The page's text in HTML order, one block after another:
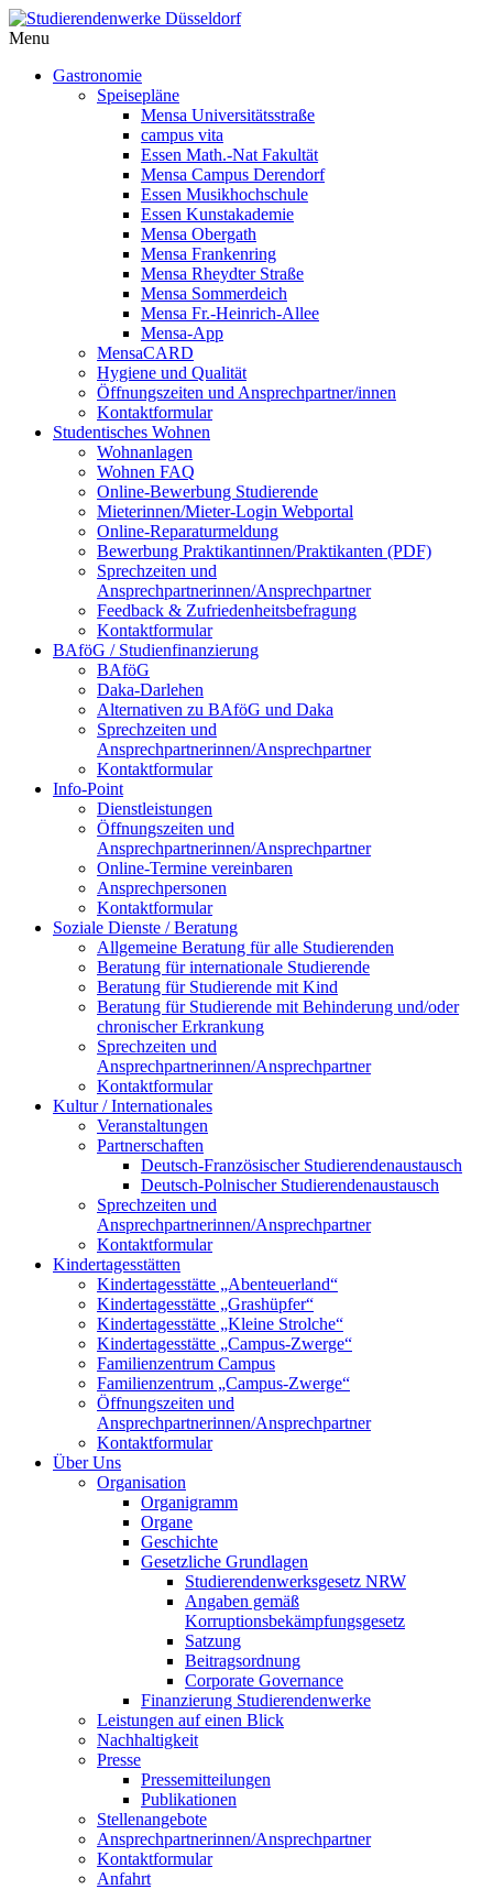
Menu
Gastronomie
Speisepläne
Mensa Universitätsstraße
campus vita
Essen Math.-Nat Fakultät
Mensa Campus Derendorf
Essen Musikhochschule
Essen Kunstakademie
Mensa Obergath
Mensa Frankenring
Mensa Rheydter Straße
Mensa Sommerdeich
Mensa Fr.-Heinrich-Allee
Mensa-App
MensaCARD
Hygiene und Qualität
Öffnungszeiten und Ansprechpartner/innen
Kontaktformular
Studentisches Wohnen
Wohnanlagen
Wohnen FAQ
Online-Bewerbung Studierende
Mieterinnen/Mieter-Login Webportal
Online-Reparaturmeldung
Bewerbung Praktikantinnen/Praktikanten (PDF)
Sprechzeiten und
Ansprechpartnerinnen/Ansprechpartner
Feedback & Zufriedenheitsbefragung
Kontaktformular
BAföG / Studienfinanzierung
BAföG
Daka-Darlehen
Alternativen zu BAföG und Daka
Sprechzeiten und
Ansprechpartnerinnen/Ansprechpartner
Kontaktformular
Info-Point
Dienstleistungen
Öffnungszeiten und
Ansprechpartnerinnen/Ansprechpartner
Online-Termine vereinbaren
Ansprechpersonen
Kontaktformular
Soziale Dienste / Beratung
Allgemeine Beratung für alle Studierenden
Beratung für internationale Studierende
Beratung für Studierende mit Kind
Beratung für Studierende mit Behinderung und/oder
chronischer Erkrankung
Sprechzeiten und
Ansprechpartnerinnen/Ansprechpartner
Kontaktformular
Kultur / Internationales
Veranstaltungen
Partnerschaften
Deutsch-Französischer Studierendenaustausch
Deutsch-Polnischer Studierendenaustausch
Sprechzeiten und
Ansprechpartnerinnen/Ansprechpartner
Kontaktformular
Kindertagesstätten
Kindertagesstätte „Abenteuerland“
Kindertagesstätte „Grashüpfer“
Kindertagesstätte „Kleine Strolche“
Kindertagesstätte „Campus-Zwerge“
Familienzentrum Campus
Familienzentrum „Campus-Zwerge“
Öffnungszeiten und
Ansprechpartnerinnen/Ansprechpartner
Kontaktformular
Über Uns
Organisation
Organigramm
Organe
Geschichte
Gesetzliche Grundlagen
Studierendenwerksgesetz NRW
Angaben gemäß
Korruptionsbekämpfungsgesetz
Satzung
Beitragsordnung
Corporate Governance
Finanzierung Studierendenwerke
Leistungen auf einen Blick
Nachhaltigkeit
Presse
Pressemitteilungen
Publikationen
Stellenangebote
Ansprechpartnerinnen/Ansprechpartner
Kontaktformular
Anfahrt